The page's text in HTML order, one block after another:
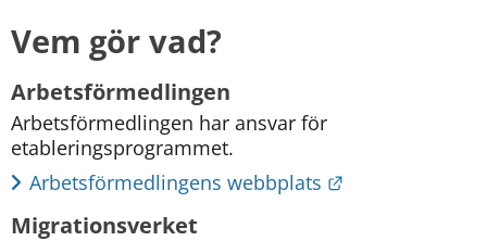
Vem gör vad?
Arbetsförmedlingen
Arbetsförmedlingen har ansvar för
etableringsprogrammet.
Arbetsförmedlingens webbplats
Migrationsverket